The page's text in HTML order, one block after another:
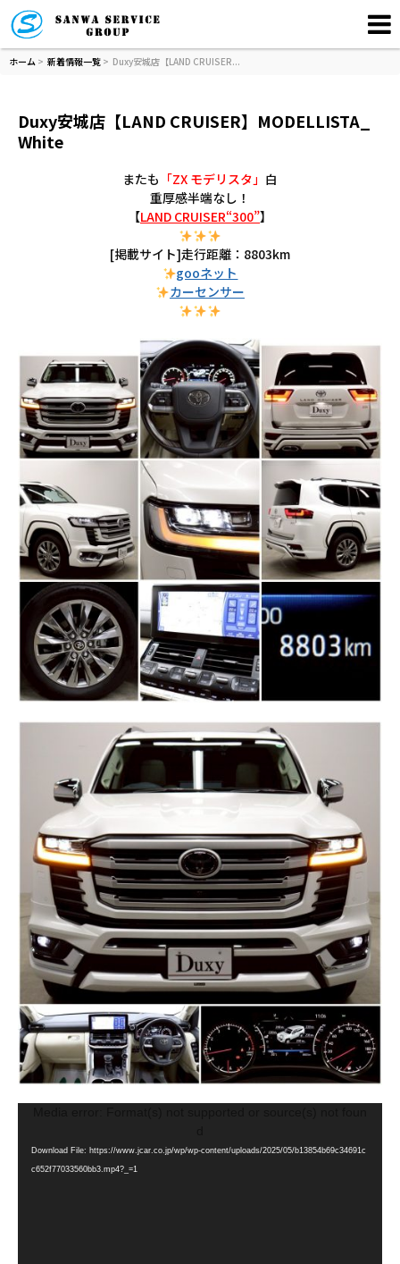
ホーム > 新着情報一覧 > Duxy安城店【LAND CRUISER...
Duxy安城店【LAND CRUISER】MODELLISTA_
White
またも 「ZX モデリスタ」 白
重厚感半端なし！
【LAND CRUISER“300”】
[掲載サイト]走行距離：8803km
gooネット
カーセンサー
Download File: https://www.jcar.co.jp/wp/wp-content/uploads/2025/05/b13854b69c34691c
c652f77033560bb3.mp4?_=1